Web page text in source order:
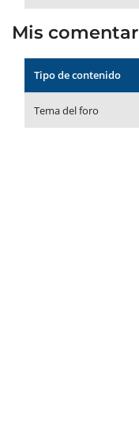
Mis
Tipo de contenido
Tema del foro